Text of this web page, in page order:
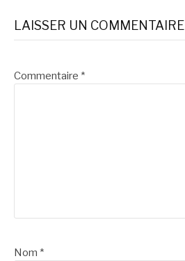
LAISSER UN COMMENTAIRE
Commentaire *
Nom *